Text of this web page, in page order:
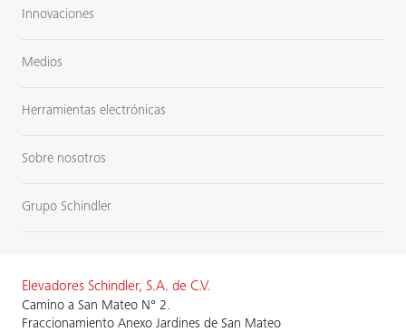
Innovaciones
Medios
Herramientas electrónicas
Sobre nosotros
Grupo Schindler
Elevadores Schindler, S.A. de C.V.
Camino a San Mateo N° 2.
Fraccionamiento Anexo Jardines de San Mateo